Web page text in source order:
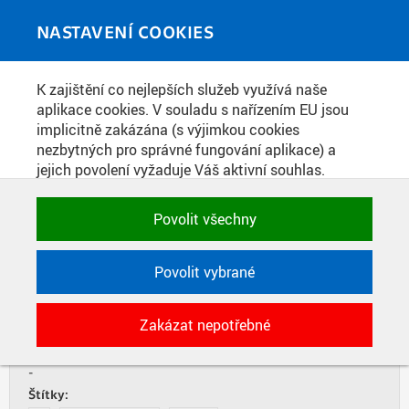
NASTAVENÍ COOKIES
K zajištění co nejlepších služeb využívá naše
aplikace cookies. V souladu s nařízením EU jsou
implicitně zakázána (s výjimkou cookies
nezbytných pro správné fungování aplikace) a
jejich povolení vyžaduje Váš aktivní souhlas.
zakázat, případně vybrat a povolit cookies podle
kategorie. Svoje rozhodnutí můžete samozřejmě
kdykoli změnit.
POTŘEBNÉ
Technické cookies využívané aplikacemi
ČVUT pro uchování jejich nastavení,
vlastností a identifikátorů relace. Jsou
nezbytné pro správné fungování a jsou
Povolit všechny
Povolit vybrané
Zakázat nepotřebné
MEDIATÉKA
You are here
Home Publikace
PRAŽSKÁ TECHNIKA 6/2021
LISTOVAT STÁHNOUT PDF
8. 12. 2021
ČVUT v Praze, Nakladatelství Česká technika
Typ:
Součást:
-
Štítky: